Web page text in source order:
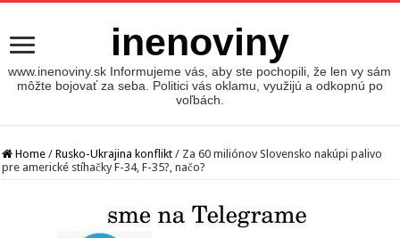
inenoviny
www.inenoviny.sk Informujeme vás, aby ste pochopili, že len vy sám
môžte bojovať za seba. Politici vás oklamu, využijú a odkopnú po
voľbách.
Home / Rusko-Ukrajina konflikt / Za 60 miliónov Slovensko nakúpi palivo
pre americké stíhačky F-34, F-35?, načo?